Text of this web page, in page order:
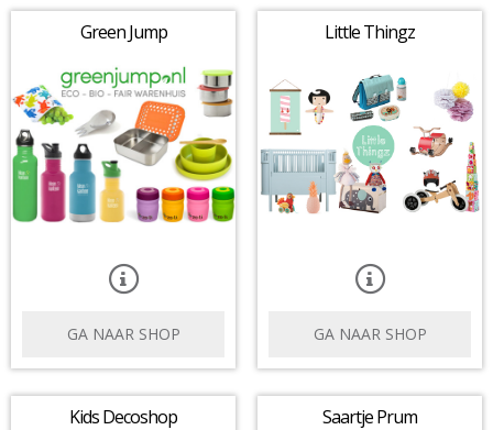
Green Jump
GA NAAR SHOP
Little Thingz
GA NAAR SHOP
Kids Decoshop Saartje Prum